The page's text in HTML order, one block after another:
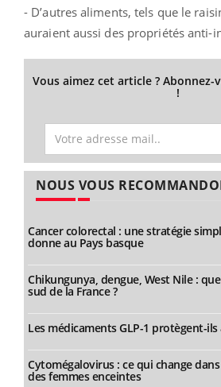
- D’autres aliments, tels que le
auraient aussi des propriétés anti-
Vous aimez cet article ?
!
NOUS VOUS
Cancer colorectal : une stratégie
donne au Pays basque
Chikungunya, dengue, West Nile :
sud de la France ?
Les médicaments GLP-1 protègent-ils
Cytomégalovirus : ce qui change
des femmes enceintes